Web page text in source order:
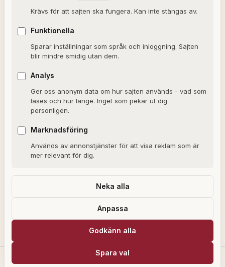
Om Alxmedia
Kontakta oss
Nyhetsbrev
Allmänna villkor
Alxmedia kan få provision för köp som görs via länkar på vår webbplats,
som en del av våra affiliatepartnerskap med utvalda återförsäljare.
Krävs för att sajten ska fungera. Kan inte stängas av.
Funktionella
Sparar inställningar som språk och inloggning. Sajten
blir mindre smidig utan dem.
Analys
Ger oss anonym data om hur sajten används - vad som
läses och hur länge. Inget som pekar ut dig
personligen.
Marknadsföring
Används av annonstjänster för att visa reklam som är
mer relevant för dig.
Neka alla
Anpassa
Godkänn alla
Spara val